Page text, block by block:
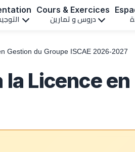
Cours & Exercices
دروس و تمارين
Gestion du Groupe ISCAE 2026-2027
Licence